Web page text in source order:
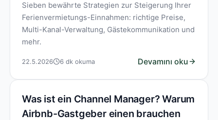
Sieben bewährte Strategien zur Steigerung Ihrer
Ferienvermietungs-Einnahmen: richtige Preise,
Multi-Kanal-Verwaltung, Gästekommunikation und
mehr.
22.5.2026 6 dk okuma Devamını oku
Was ist ein Channel Manager? Warum
Airbnb-Gastgeber einen brauchen